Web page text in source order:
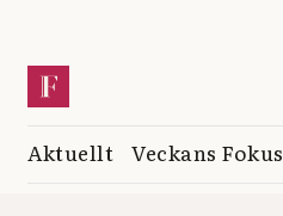
Aktuellt Veckans Fokus